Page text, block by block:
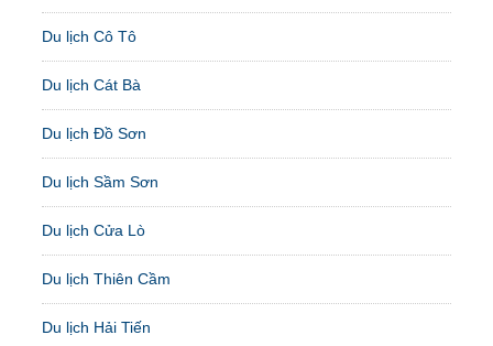
Du lịch Cô Tô
Du lịch Cát Bà
Du lịch Đồ Sơn
Du lịch Sầm Sơn
Du lịch Cửa Lò
Du lịch Thiên Cầm
Du lịch Hải Tiến